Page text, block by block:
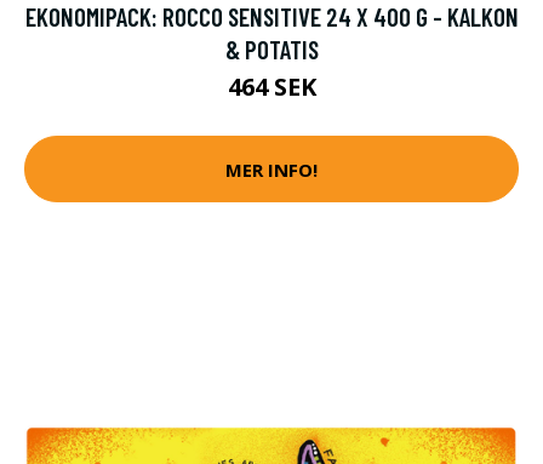
EKONOMIPACK: ROCCO SENSITIVE 24 X 400 G - KALKON
& POTATIS
464 SEK
MER INFO!